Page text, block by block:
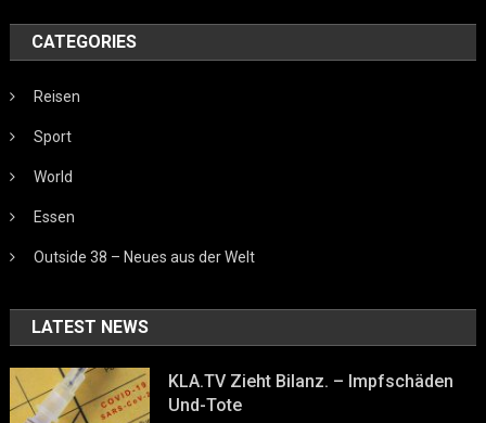
CATEGORIES
Reisen
Sport
World
Essen
Outside 38 – Neues aus der Welt
LATEST NEWS
KLA.TV Zieht Bilanz. – Impfschäden
Und-Tote